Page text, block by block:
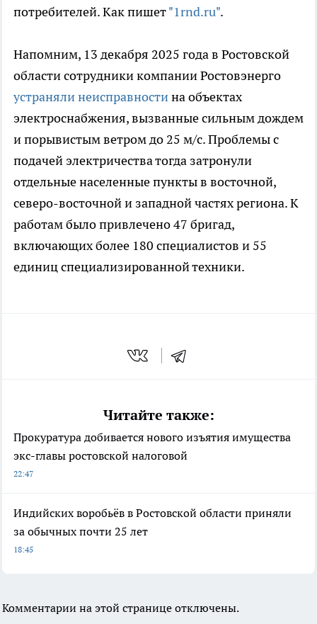
потребителей. Как пишет"1rnd.ru".
Напомним, 13 декабря 2025 года в Ростовской
области сотрудники компании Ростовэнерго
устраняли неисправностина объектах
электроснабжения, вызванные сильным дождем
и порывистым ветром до 25 м/с. Проблемы с
подачей электричества тогда затронули
отдельные населенные пункты в восточной,
северо-восточной и западной частях региона. К
работам было привлечено 47 бригад,
включающих более 180 специалистов и 55
единиц специализированной техники.
Читайте также:
Прокуратура добивается нового изъятия имущества
экс-главы ростовской налоговой
22:47
Индийских воробьёв в Ростовской области приняли
за обычных почти 25 лет
18:45
Комментарии на этой странице отключены.